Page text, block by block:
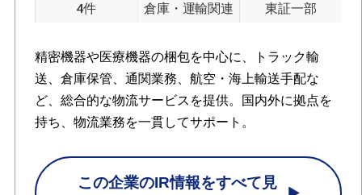
4件 倉庫・運輸関連 東証一部
精密機器や医療機器の梱包を中心に、トラック輸
送、倉庫保管、通関業務、航空・海上輸送手配な
ど、総合的な物流サービスを提供。国内外に拠点を
持ち、物流業務を一貫してサポート。
この企業のIR情報をすべて見